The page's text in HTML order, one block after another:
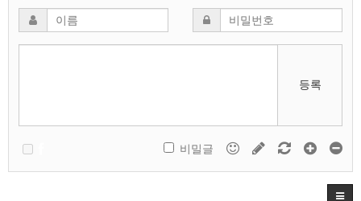
등록
비밀글